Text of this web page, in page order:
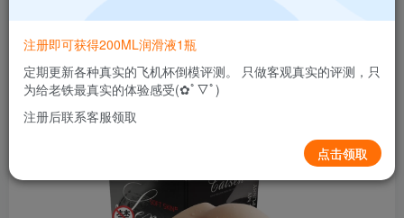
B哥情报局-产品指南针
5个月前发布
0 47 9
注册即可获得200ML润滑液1瓶
定期更新各种真实的飞机杯倒模评测。 只做客观真实的评测，只
为给老铁最真实的体验感受(✿ﾟ▽ﾟ)
注册后联系客服领取
点击领取